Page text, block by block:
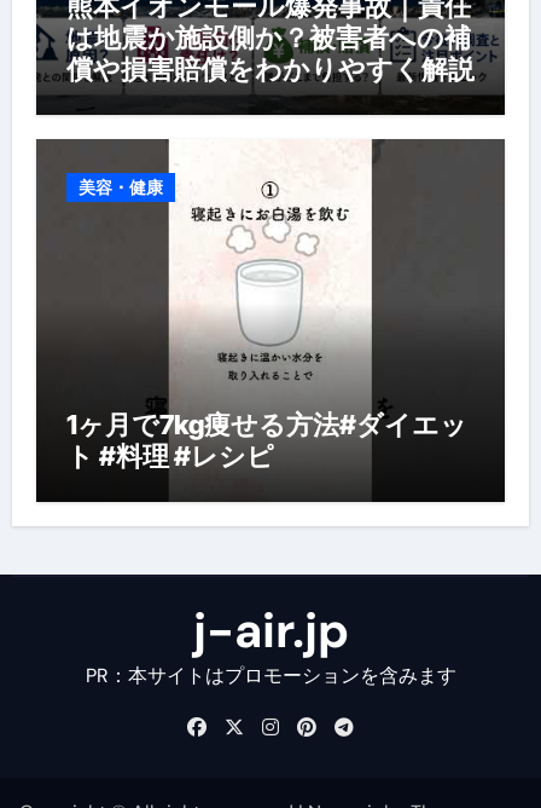
は地震か施設側か？被害者への補
償や損害賠償をわかりやすく解説
美容・健康
1ヶ月で7kg痩せる方法#ダイエッ
ト #料理 #レシピ
j-air.jp
PR：本サイトはプロモーションを含みます